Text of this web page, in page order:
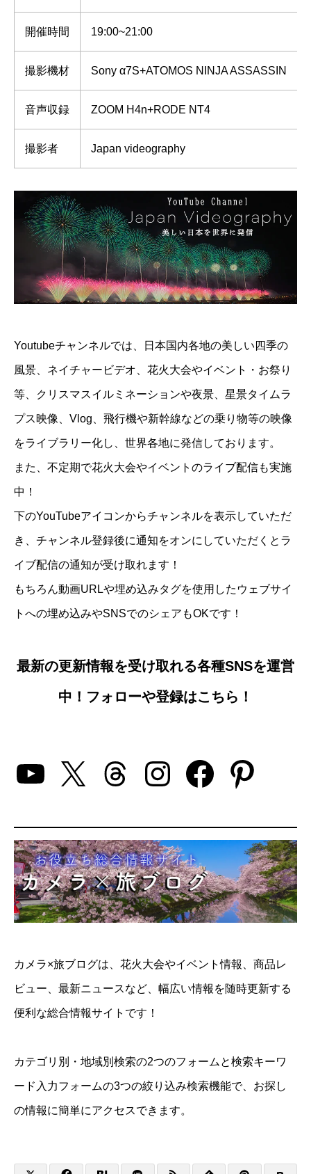
開催時間 19:00~21:00
撮影機材 Sony α7S+ATOMOS NINJA ASSASSIN
音声収録 ZOOM H4n+RODE NT4
撮影者 Japan videography
Youtubeチャンネルでは、日本国内各地の美しい四季の
風景、ネイチャービデオ、花火大会やイベント・お祭り
等、クリスマスイルミネーションや夜景、星景タイムラ
プス映像、Vlog、飛行機や新幹線などの乗り物等の映像
をライブラリー化し、世界各地に発信しております。
また、不定期で花火大会やイベントのライブ配信も実施
中！
下のYouTubeアイコンからチャンネルを表示していただ
き、チャンネル登録後に通知をオンにしていただくとラ
イブ配信の通知が受け取れます！
もちろん動画URLや埋め込みタグを使用したウェブサイ
トへの埋め込みやSNSでのシェアもOKです！
最新の更新情報を受け取れる各種SNSを運営
中！フォローや登録はこちら！
YouTube
X Threads
Instagram
カメラ×旅ブログは、花火大会やイベント情報、商品レ
ビュー、最新ニュースなど、幅広い情報を随時更新する
便利な総合情報サイトです！
カテゴリ別・地域別検索の2つのフォームと検索キーワ
ード入力フォームの3つの絞り込み検索機能で、お探し
の情報に簡単にアクセスできます。